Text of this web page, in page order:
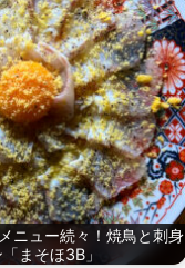
ニュー続々！焼鳥と刺身
まそほ3B」